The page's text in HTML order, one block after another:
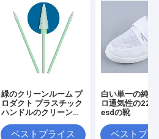
緑のクリーンルーム プ
ロダクト プラスチック
ハンドルのクリーンル
レンを拭く
ベストプライス
白い単一の純ヴ
ロ通気性の
esdの靴
ベストプラ